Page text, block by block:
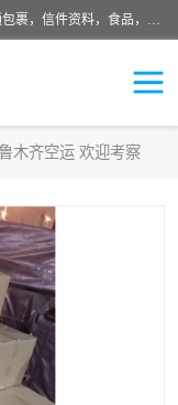
武汉本泰航空服务有限公司，专业服务航空托运普通包裹，信件资料，食品，服装，快消品等运输的专线空运，完善的网络服务确保为客户提供准确、*、安全的“门对门”服务，本着“诚信为本、精诚合作”的服务宗旨.“以安全运输为保障，以运价合理要求市场”的经营理念。武汉机场货运、武汉航空物流、武汉空运、武汉天河国际机场东方、南方、国际航空、机场空运业务覆盖国内二三线机场城市，如：武汉-敦煌、武汉-柳州等
木齐空运 欢迎考察